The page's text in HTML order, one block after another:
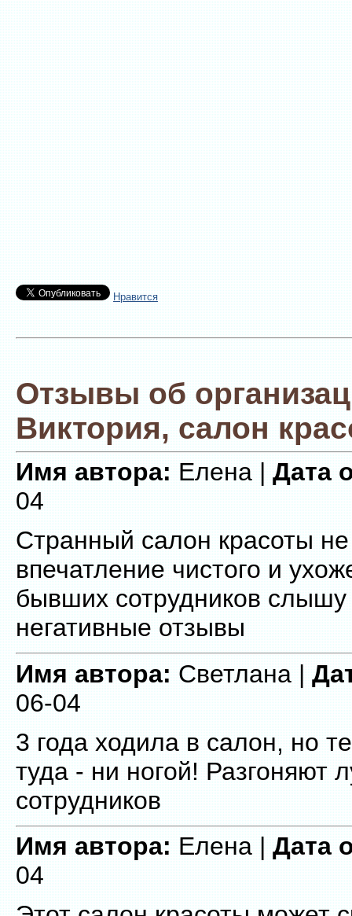
Нравится
Отзывы об
Виктория, салон
Имя автора:Елена |Дата
04
Странный салон красоты
впечатление чистого и
бывших сотрудников слышу
негативные отзывы
Имя автора:Светлана |
06-04
3 года ходила в салон, но
туда - ни ногой! Разгоняют
сотрудников
Имя автора:Елена |Дата
04